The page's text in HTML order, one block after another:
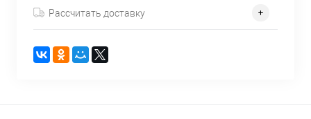
Рассчитать доставку